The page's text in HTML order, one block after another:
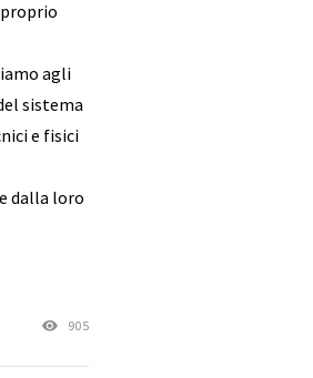
agli
sistema
e fisici
dalla loro
905